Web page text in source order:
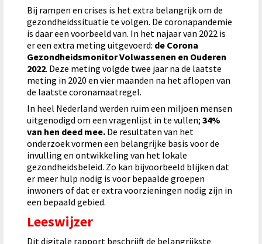
Bij rampen en crises is het extra belangrijk om de
gezondheidssituatie te volgen. De coronapandemie
is daar een voorbeeld van. In het najaar van 2022 is
er een extra meting uitgevoerd: de Corona
Gezondheidsmonitor Volwassenen en Ouderen
2022. Deze meting volgde twee jaar na de laatste
meting in 2020 en vier maanden na het aflopen van
de laatste coronamaatregel.
In heel Nederland werden ruim een miljoen mensen
uitgenodigd om een vragenlijst in te vullen; 34%
van hen deed mee. De resultaten van het
onderzoek vormen een belangrijke basis voor de
invulling en ontwikkeling van het lokale
gezondheidsbeleid. Zo kan bijvoorbeeld blijken dat
er meer hulp nodig is voor bepaalde groepen
inwoners of dat er extra voorzieningen nodig zijn in
een bepaald gebied.
Leeswijzer
Dit digitale rapport beschrijft de belangrijkste